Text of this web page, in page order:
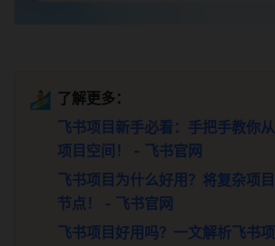
🏄 了解更多：
飞书项目新手必看：手把手教你
项目空间！ - 飞书官网
飞书项目为什么好用？将复杂项
节点！ - 飞书官网
飞书项目好用吗？一文解析飞书